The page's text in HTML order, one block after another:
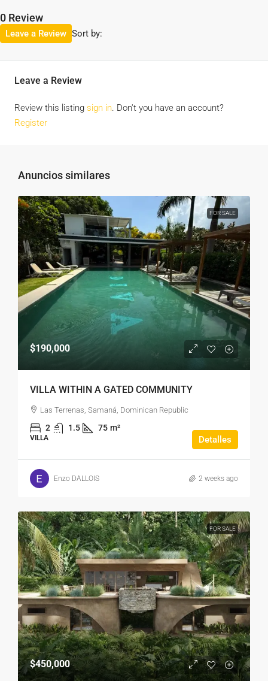
0 Review
Sort by:
Leave a Review
Leave a Review
Review this listing sign in. Don't you have an account?
Register
Anuncios similares
FOR SALE
$190,000
VILLA WITHIN A GATED COMMUNITY
Las Terrenas, Samaná, Dominican Republic
2 1.5 75 m²
VILLA Detalles
Enzo DALLOIS 2 weeks ago
FOR SALE
$450,000